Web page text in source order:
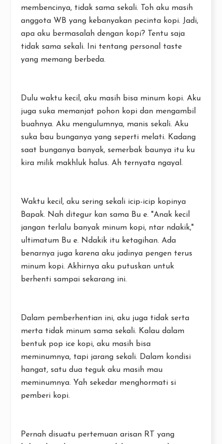
membencinya, tidak sama sekali. Toh aku masih
anggota WB yang kebanyakan pecinta kopi. Jadi,
apa aku bermasalah dengan kopi? Tentu saja
tidak sama sekali. Ini tentang personal taste
yang memang berbeda.
Dulu waktu kecil, aku masih bisa minum kopi. Aku
juga suka memanjat pohon kopi dan mengambil
buahnya. Aku mengulumnya, manis sekali. Aku
suka bau bunganya yang seperti melati. Kadang
saat bunganya banyak, semerbak baunya itu ku
kira milik makhluk halus. Ah ternyata ngayal.
Waktu kecil, aku sering sekali icip-icip kopinya
Bapak. Nah ditegur kan sama Bu e. "Anak kecil
jangan terlalu banyak minum kopi, ntar ndakik,"
ultimatum Bu e. Ndakik itu ketagihan. Ada
benarnya juga karena aku jadinya pengen terus
minum kopi. Akhirnya aku putuskan untuk
berhenti sampai sekarang ini.
Dalam pemberhentian ini, aku juga tidak serta
merta tidak minum sama sekali. Kalau dalam
bentuk pop ice kopi, aku masih bisa
meminumnya, tapi jarang sekali. Dalam kondisi
hangat, satu dua teguk aku masih mau
meminumnya. Yah sekedar menghormati si
pemberi kopi.
Pernah disuatu pertemuan arisan RT yang